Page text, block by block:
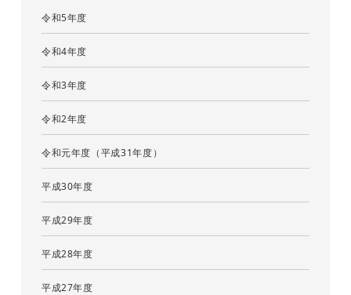
令和5年度
令和4年度
令和3年度
令和2年度
令和元年度（平成31年度）
平成30年度
平成29年度
平成28年度
平成27年度